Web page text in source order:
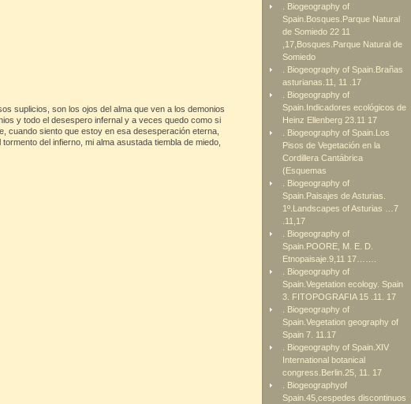
suplicios, son los ojos del alma que ven a los demonios
y todo el desespero infernal y a veces quedo como si
cuando siento que estoy en esa desesperación eterna,
del infierno, mi alma asustada tiembla de miedo,
. Biogeography of
Spain.Bosques.Parque Natural
de Somiedo 22 11
,17,Bosques.Parque Natural de
Somiedo
. Biogeography of Spain.Brañas
asturianas.11, 11 .17
. Biogeography of
Spain.Indicadores ecológicos de
Heinz Ellenberg 23.11 17
. Biogeography of Spain.Los
Pisos de Vegetación en la
Cordillera Cantábrica
(Esquemas
. Biogeography of
Spain.Paisajes de Asturias.
1º.Landscapes of Asturias …7
.11,17
. Biogeography of
Spain.POORE, M. E. D.
Etnopaisaje.9,11 17…….
. Biogeography of
Spain.Vegetation ecology. Spain
3. FITOPOGRAFIA 15 .11. 17
. Biogeography of
Spain.Vegetation geography of
Spain 7. 11.17
. Biogeography of Spain.XIV
International botanical
congress.Berlin.25, 11. 17
. Biogeographyof
Spain.45,cespedes discontinuos